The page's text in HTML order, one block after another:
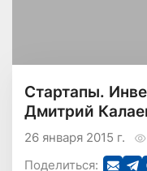
Стартапы.
Дмитрий
26 января 2015 г.
Поделиться: